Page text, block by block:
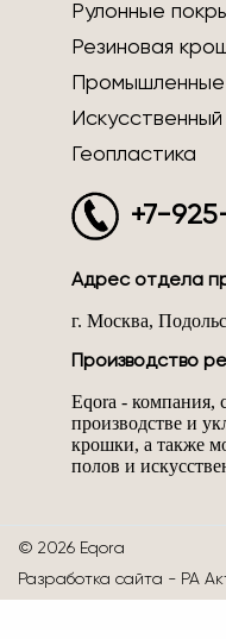
Рулонные
Резиновая
Искусственный
Геопластика
+7-
Адрес отдела
г. Москва,
Производство
Eqora - компания,
производстве и
крошки, а также
полов и
© 2026 Eqora
Разработка сайта - РА